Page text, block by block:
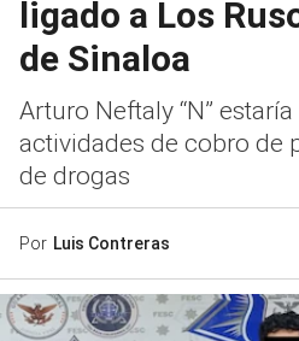
ligado a Los
de Sinaloa
Arturo Neftaly “N”
actividades de cobro de
de drogas
Por Luis Contreras